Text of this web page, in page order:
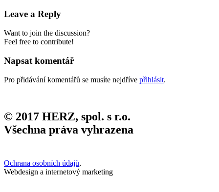
Leave a Reply
Want to join the discussion?
Feel free to contribute!
Napsat komentář
Pro přidávání komentářů se musíte nejdříve přihlásit.
© 2017 HERZ, spol. s r.o.
Všechna práva vyhrazena
Ochrana osobních údajů,
Webdesign a internetový marketing